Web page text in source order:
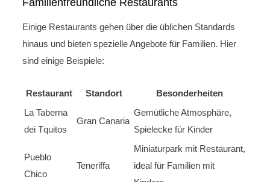
Familienfreundliche Restaurants
Einige Restaurants gehen über die üblichen Standards
hinaus und bieten spezielle Angebote für Familien. Hier
sind einige Beispiele:
Restaurant Standort
Besonderheiten
La Taberna
dei Tquitos
Gran Canaria
Gemütliche Atmosphäre,
Spielecke für Kinder
Pueblo
Chico
Teneriffa
Miniaturpark mit Restaurant,
ideal für Familien mit